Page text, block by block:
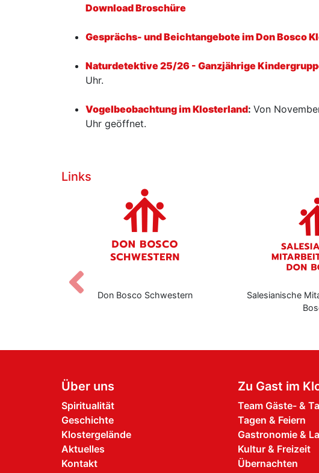
Download Broschüre
Gesprächs- und Beichtangebote im Don Bosco
Naturdetektive 25/26 - Ganzjährige
Uhr.
Vogelbeobachtung im Klosterland: Von
Uhr geöffnet.
Links
Don Bosco Schwestern
Salesianische
Zurück
Über uns
Spiritualität
Geschichte
Klostergelände
Aktuelles
Kontakt
Zu Gast im
Team Gäste- &
Tagen & Feiern
Gastronomie &
Kultur & Freizeit
Übernachten